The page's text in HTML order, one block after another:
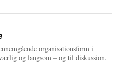
organisationsform i
og langsom – og til diskussion.